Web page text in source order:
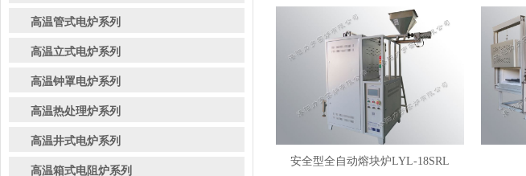
高温管式电炉系列
高温立式电炉系列
高温钟罩电炉系列
高温热处理炉系列
高温井式电炉系列
高温箱式电阻炉系列
安全型全自动熔块炉LYL-18SRL